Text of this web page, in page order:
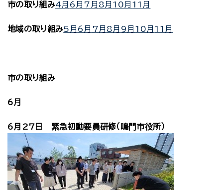
市の取り組み4月 6月 7月 8月 10月 11月
地域の取り組み5月 6月 7月 8月 9月 10月 11月
市の取り組み
6月
6月27日 緊急初動要員研修（鳴門市役所）